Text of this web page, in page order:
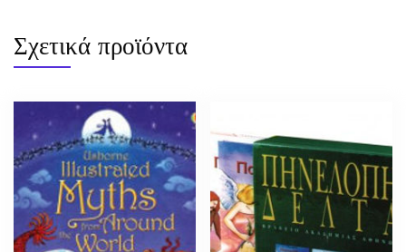
Σχετικά προϊόντα